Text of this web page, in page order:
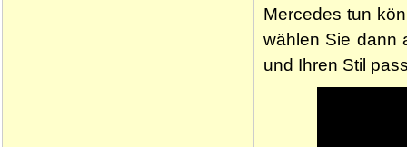
Mercedes tun
wählen Sie dann
und Ihren Stil